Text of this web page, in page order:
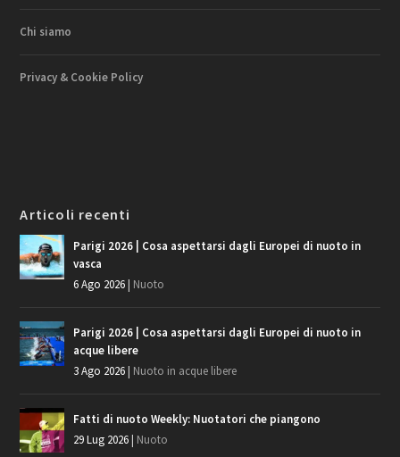
Chi siamo
Privacy & Cookie Policy
Articoli recenti
Parigi 2026 | Cosa aspettarsi dagli Europei di nuoto in
vasca
6 Ago 2026| Nuoto
Parigi 2026 | Cosa aspettarsi dagli Europei di nuoto in
acque libere
3 Ago 2026| Nuoto in acque libere
Fatti di nuoto Weekly: Nuotatori che piangono
29 Lug 2026| Nuoto